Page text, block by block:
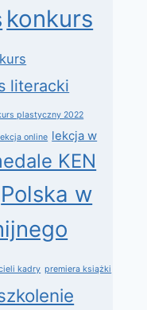
konkurs
literacki
plastyczny 2022
online lekcja w
KEN
Polska w
kadry premiera książki